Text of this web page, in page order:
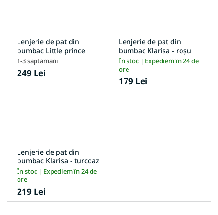
Lenjerie de pat din
bumbac Little prince
1-3 săptămâni
249 Lei
Lenjerie de pat din
bumbac Klarisa - roșu
În stoc | Expediem în 24 de
ore
179 Lei
Lenjerie de pat din
bumbac Klarisa - turcoaz
În stoc | Expediem în 24 de
ore
219 Lei